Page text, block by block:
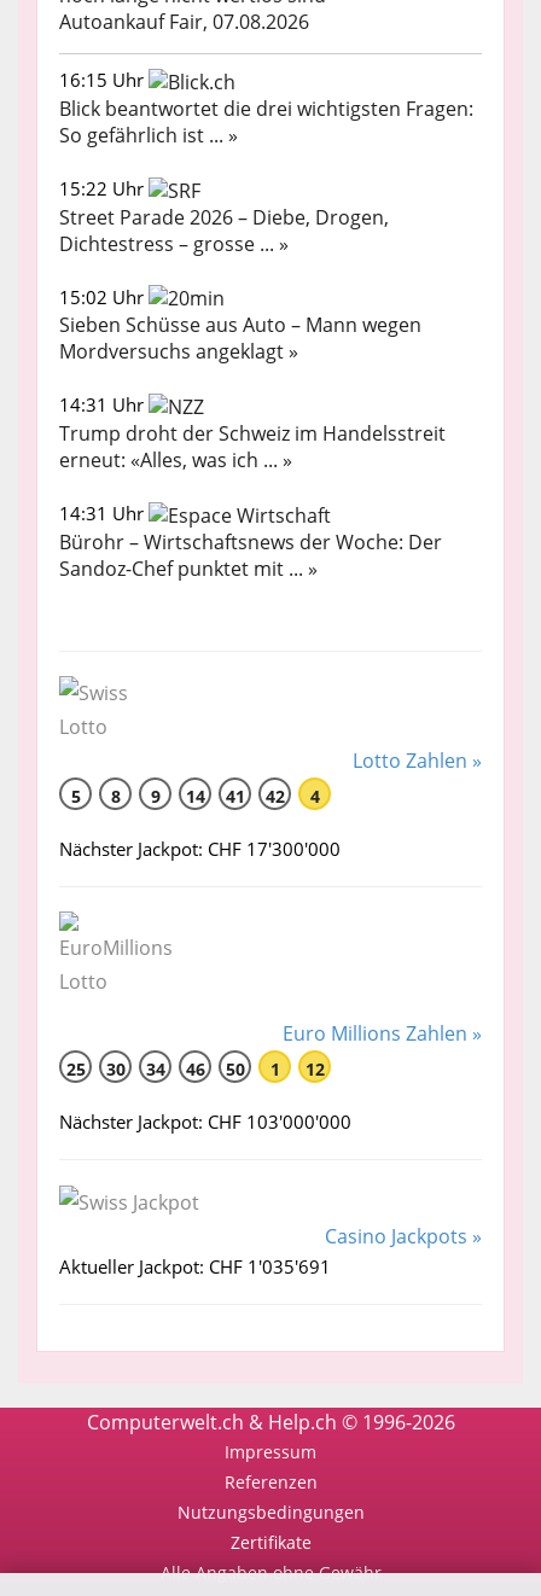
Autoankauf Fair, 07.08.2026
16:15 Uhr
Blick beantwortet die drei wichtigsten Fragen:
So gefährlich ist ... »
15:22 Uhr
Street Parade 2026 – Diebe, Drogen,
Dichtestress – grosse ... »
15:02 Uhr
Sieben Schüsse aus Auto – Mann wegen
Mordversuchs angeklagt »
14:31 Uhr
Trump droht der Schweiz im Handelsstreit
erneut: «Alles, was ich ... »
14:31 Uhr
Bürohr – Wirtschaftsnews der Woche: Der
Sandoz-Chef punktet mit ... »
Lotto Zahlen »
5 8 9 14 41 42 4
Nächster Jackpot: CHF 17'300'000
Euro Millions Zahlen »
25 30 34 46 50 1 12
Nächster Jackpot: CHF 103'000'000
Casino Jackpots »
Aktueller Jackpot: CHF 1'035'691
Computerwelt.ch & Help.ch © 1996-2026
Impressum
Referenzen
Nutzungsbedingungen
Zertifikate
Alle Angaben ohne Gewähr